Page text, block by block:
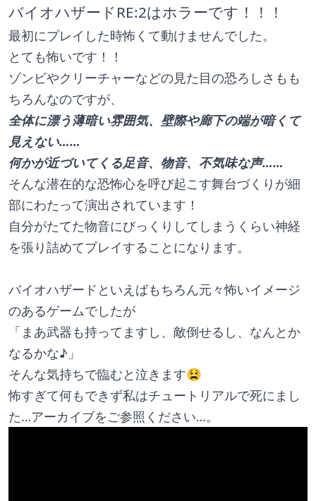
バイオハザードRE:2はホラーです！！！
最初にプレイした時怖くて動けませんでした。
とても怖いです！！
ゾンビやクリーチャーなどの見た目の恐ろしさもも
ちろんなのですが、
全体に漂う薄暗い雰囲気、壁際や廊下の端が暗くて
見えない……
何かが近づいてくる足音、物音、不気味な声……
そんな潜在的な恐怖心を呼び起こす舞台づくりが細
部にわたって演出されています！
自分がたてた物音にびっくりしてしまうくらい神経
を張り詰めてプレイすることになります。
バイオハザードといえばもちろん元々怖いイメージ
のあるゲームでしたが
「まあ武器も持ってますし、敵倒せるし、なんとか
なるかな♪」
そんな気持ちで臨むと泣きます😫
怖すぎて何もできず私はチュートリアルで死にまし
た…アーカイブをご参照ください…。